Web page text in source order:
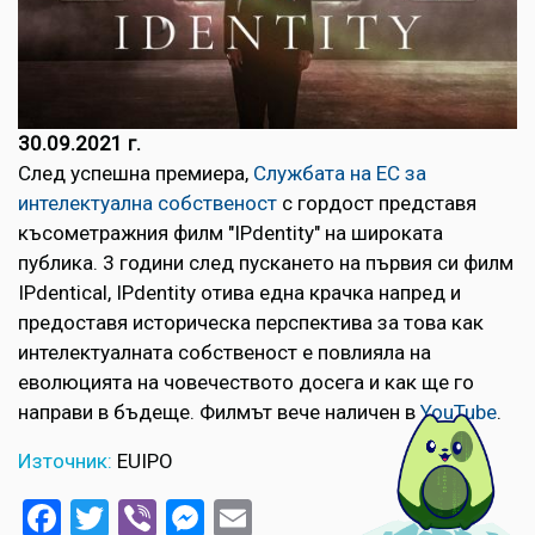
30.09.2021 г.
След успешна премиера, Службата на ЕС за
интелектуална собственост с гордост представя
късометражния филм "IPdentity" на широката
публика. 3 години след пускането на първия си филм
IPdentical, IPdentity отива една крачка напред и
предоставя историческа перспектива за това как
интелектуалната собственост е повлияла на
еволюцията на човечеството досега и как ще го
направи в бъдеще. Филмът вече наличен в YouTube.
Източник: EUIPO
Facebook
Twitter
ViberMessenger